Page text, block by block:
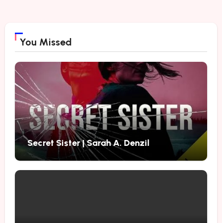
You Missed
Secret Sister | Sarah A. Denzil